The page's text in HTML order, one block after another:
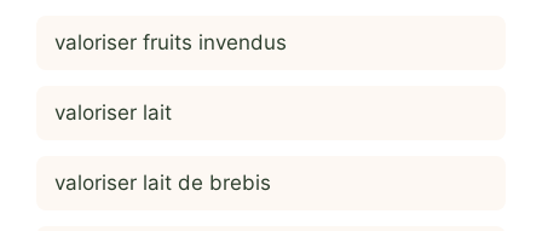
valoriser fruits invendus
valoriser lait
valoriser lait de brebis